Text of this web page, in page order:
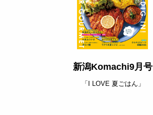
新潟Komachi9月号
「I LOVE 夏ごはん」